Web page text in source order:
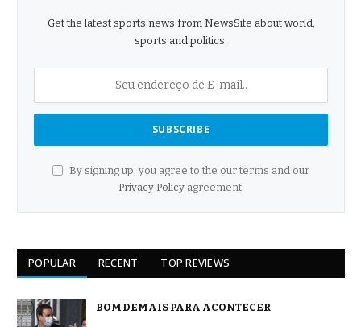
Get the latest sports news from NewsSite about world,
sports and politics.
By signing up, you agree to the our terms and our
Privacy Policyagreement.
POPULAR RECENT TOP REVIEWS
BOM DEMAIS PARA ACONTECER